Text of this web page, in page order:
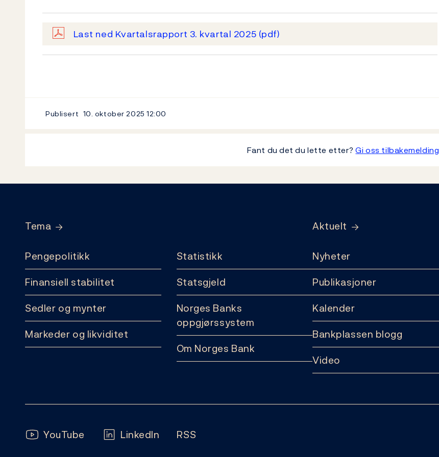
Last ned Kvartalsrapport 3. kvartal 2025 (pdf)
Publisert 10. oktober 202512:00
Fant du det du lette etter?Gi oss tilbakemelding
Tema
Pengepolitikk
Finansiell stabilitet
Sedler og mynter
Markeder og likviditet
Statistikk
Statsgjeld
Norges Banks
oppgjørssystem
Om Norges Bank
Aktuelt
Nyheter
Publikasjoner
Kalender
Bankplassen blogg
Video
Følg oss:
YouTube LinkedIn RSS